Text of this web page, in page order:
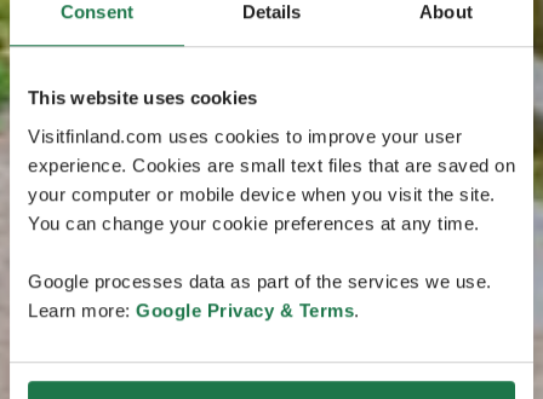
Consent Details About
This website uses cookies
Visitfinland.com uses cookies to improve your user
experience. Cookies are small text files that are saved on
your computer or mobile device when you visit the site.
You can change your cookie preferences at any time.
Google processes data as part of the services we use.
Learn more: Google Privacy & Terms.